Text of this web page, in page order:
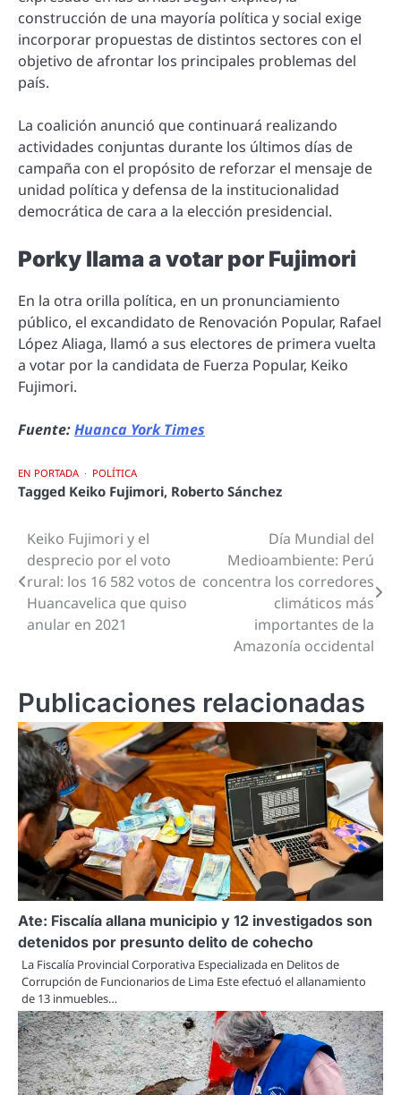
construcción de una mayoría política y social exige
incorporar propuestas de distintos sectores con el
objetivo de afrontar los principales problemas del
país.
La coalición anunció que continuará realizando
actividades conjuntas durante los últimos días de
campaña con el propósito de reforzar el mensaje de
unidad política y defensa de la institucionalidad
democrática de cara a la elección presidencial.
Porky llama a votar por Fujimori
En la otra orilla política, en un pronunciamiento
público, el excandidato de Renovación Popular, Rafael
López Aliaga, llamó a sus electores de primera vuelta
a votar por la candidata de Fuerza Popular, Keiko
Fujimori.
Fuente:Huanca York Times
EN PORTADA POLÍTICA
Tagged Keiko Fujimori, Roberto Sánchez
Navegación
de
entradas
Keiko Fujimori y el
desprecio por el voto
rural: los 16 582 votos de
Huancavelica que quiso
anular en 2021
Día Mundial del
Medioambiente: Perú
concentra los corredores
climáticos más
importantes de la
Amazonía occidental
Publicaciones relacionadas
Ate: Fiscalía allana municipio y 12 investigados son
detenidos por presunto delito de cohecho
La Fiscalía Provincial Corporativa Especializada en Delitos de
Corrupción de Funcionarios de Lima Este efectuó el allanamiento
de 13 inmuebles…